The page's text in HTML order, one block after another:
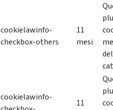
cookielawinfo-
checkbox-others
11
mesi
cookielawinfo-
11